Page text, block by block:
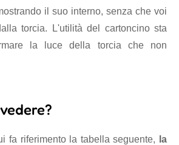
il suo interno, senza che voi
torcia. L'utilità del cartoncino sta
la luce della torcia che non
fa riferimento la tabella seguente, la